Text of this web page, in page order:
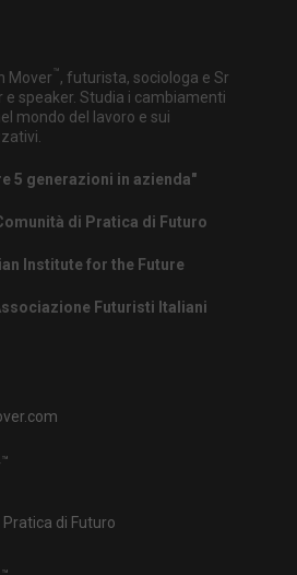
Mover™, futurista, sociologa e Sr
e speaker. Studia i cambiamenti
mondo del lavoro e sui
5 generazioni in azienda"
di Pratica di Futuro
Institute for the Future
Futuristi Italiani
™
Pratica di Futuro